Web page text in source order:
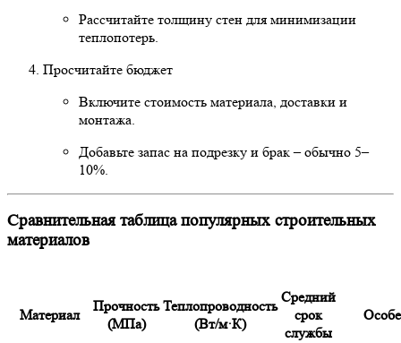
Рассчитайте толщину стен для минимизации
теплопотерь.
Просчитайте бюджет
Включите стоимость материала, доставки и
монтажа.
Добавьте запас на подрезку и брак – обычно 5–
10%.
Сравнительная таблица популярных строительных
материалов
Материал
Прочность
(МПа)
Теплопроводность
(Вт/м·К)
Средний
срок
службы